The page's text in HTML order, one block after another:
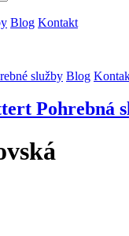
Blog Kontakt
služby Blog
Pohrebná